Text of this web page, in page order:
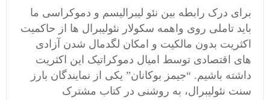
برای درک رابطه بین نئو لیبرالیسم و دموکراسی ما
باید تاملی روی واهمه سکولار نئولیبرال ها از حاکمیت
اکثریت بدون مالکیت و امکان لگدمال شدن آزادی
های اقتصادی توسط امیال دموکراتیک این اکثریت
داشته باشیم. “جیمز بوکانان” یکی از نمایندگان بارز
سنت نئولیبرال، به روشنی در کتاب مشترک